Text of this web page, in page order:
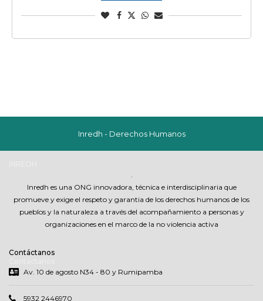
Inredh - Derechos Humanos
Inredh es una ONG innovadora, técnica e interdisciplinaria que
promueve y exige el respeto y garantia de los derechos humanos de los
pueblos y la naturaleza a través del acompañamiento a personas y
organizaciones en el marco de la no violencia activa
Contáctanos
Av. 10 de agosto N34 - 80 y Rumipamba
5932 2446970